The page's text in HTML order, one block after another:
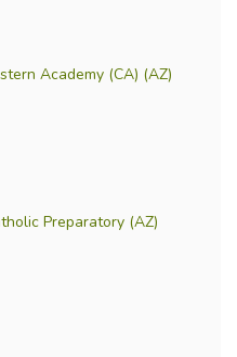
Academy (CA) (AZ)
Preparatory (AZ)